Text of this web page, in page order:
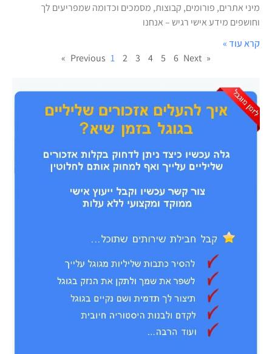
מיני אתרים, פורומים, קבוצות, מסמכים וכדומה שמפריעים לך
וחושפים מידע אישי רגיש – אנחנו
קרא עוד »
« Previous
1 2 3 4 5 6 Next »